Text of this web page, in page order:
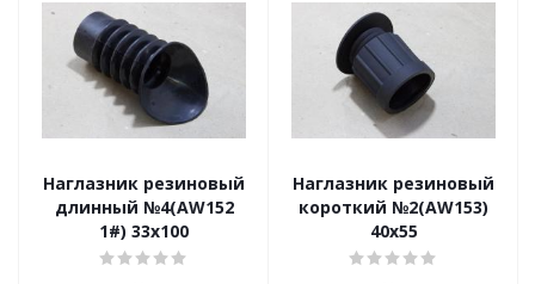
Наглазник резиновый
длинный №4(AW152
1#) 33х100
Наглазник резиновый
короткий №2(AW153)
40х55